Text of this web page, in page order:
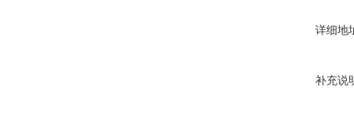
详细地
补充说